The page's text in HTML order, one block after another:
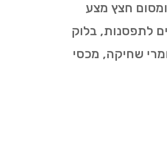
חצץ מצע
לתפסנות, בלוק
שחיקה, מכסי